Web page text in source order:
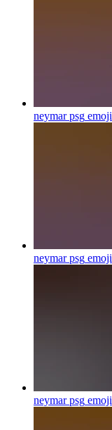
neymar psg emoji
neymar psg emoji
neymar psg emoji